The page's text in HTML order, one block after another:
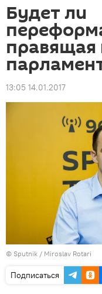
Будет ли
правящая
13:05 14.01.2017
© Sputnik / Miroslav Rotari
Подписаться